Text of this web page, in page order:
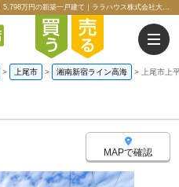
上尾市上平中央２丁目 埼玉県上尾市上平中央2丁目｜5,798万円の新築一戸建て｜ララハウス株式会社大宮支店
> 上尾市 > 湘南新宿ライン高海 > 上尾市上
MAPで確認